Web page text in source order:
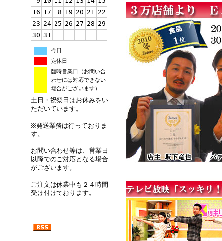
16 17 18 19 20 21 22
23 24 25 26 27 28 29
30 31
今日
定休日
臨時営業日（お問い合
わせには対応できない
場合がございます）
土日・祝祭日はお休みをい
ただいています。
※発送業務は行っておりま
す。
お問い合わせ等は、営業日
以降でのご対応となる場合
がございます。
ご注文は休業中も２４時間
受け付けております。